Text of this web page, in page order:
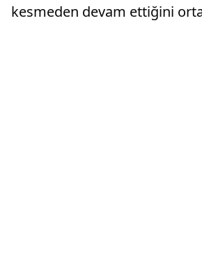
kesmeden devam ettiğini